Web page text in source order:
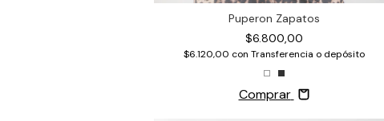
Puperon Zapatos
$6.800,00
$6.120,00 con Transferencia o depósito
Comprar